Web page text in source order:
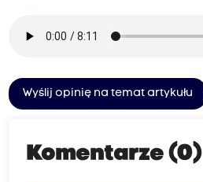
Wyślij opinię na temat artykułu
Komentarze (0)